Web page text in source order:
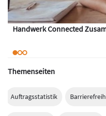
Handwerk Connected
Themenseiten
Auftragsstatistik